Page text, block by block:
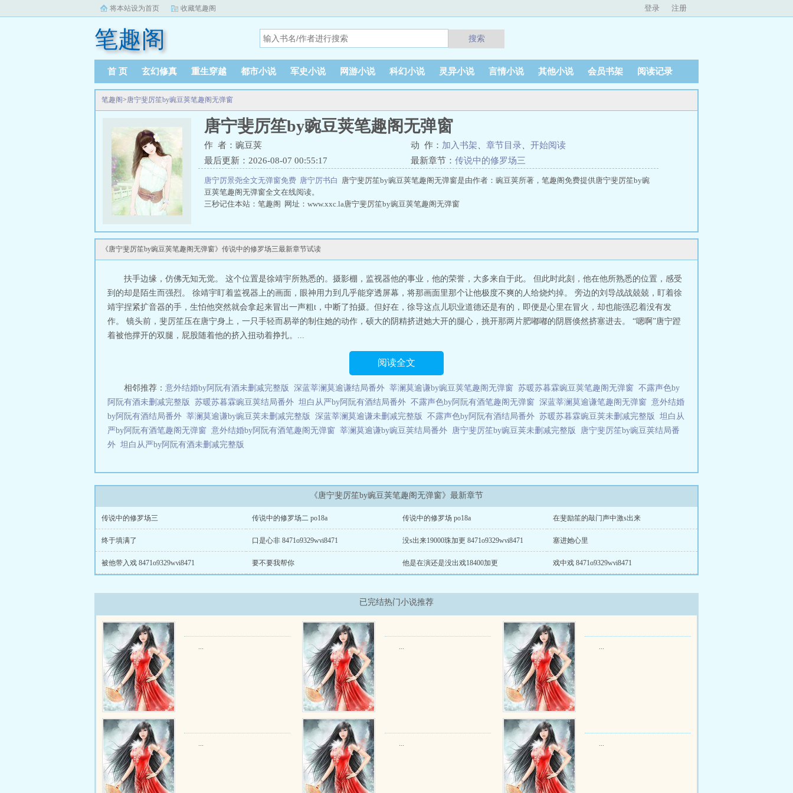
将本站设为首页 收藏笔趣阁 登录 注册
笔趣阁 搜索
首 页 玄幻修真 重生穿越 都市小说 军史小说 网游小说 科幻小说 灵异小说 言情小说 其他小说 会员书架 阅读记录
笔趣阁>唐宁斐厉笙by豌豆荚笔趣阁无弹窗
唐宁斐厉笙by豌豆荚笔趣阁无弹窗
作 者：豌豆荚 动 作： 加入书架 章节目录
开始阅读
最后更新：2026-08-07 00:55:17
最新章节： 传说中的修罗场三
唐宁厉景尧全文无弹窗免费 唐宁厉书白 唐宁斐厉笙by豌豆荚笔趣阁无弹窗是由作者：豌豆荚所著，笔趣阁免费提供唐宁斐厉笙by豌
豆荚笔趣阁无弹窗全文在线阅读。
三秒记住本站：笔趣阁 网址：www.xxc.la唐宁斐厉笙by豌豆荚笔趣阁无弹窗
《唐宁斐厉笙by豌豆荚笔趣阁无弹窗》传说中的修罗场三最新章节试读
扶手边缘，仿佛无知无觉。 这个位置是徐靖宇所熟悉的。摄影棚，监视器他的事业，他的荣誉，大多来自于此。 但此时此刻，他在他所熟悉的位置，感受
到的却是陌生而强烈。 徐靖宇盯着监视器上的画面，眼神用力到几乎能穿透屏幕，将那画面里那个让他极度不爽的人给烧灼掉。 旁边的刘导战战兢兢，盯着徐
靖宇捏紧扩音器的手，生怕他突然就会拿起来冒出一声粗t，中断了拍摄。但好在，徐导这点儿职业道德还是有的，即便是心里在冒火，却也能强忍着没有发
作。 镜头前，斐厉笙压在唐宁身上，一只手轻而易举的制住她的动作，硕大的阴精挤进她大开的腿心，挑开那两片肥嘟嘟的阴唇倏然挤塞进去。 “嗯啊”唐宁蹬
着被他撑开的双腿，屁股随着他的挤入扭动着挣扎。...
阅读全文
相邻推荐： 意外结婚by阿阮有酒未删减完整版 深蓝莘澜莫逾谦结局番外 莘澜莫逾谦by豌豆荚笔趣阁无弹窗 苏暖苏暮霖豌豆荚笔趣阁无弹窗 不露声色by
阿阮有酒未删减完整版
苏暖苏暮霖豌豆荚结局番外 坦白从严by阿阮有酒结局番外 不露声色by阿阮有酒笔趣阁无弹窗 深蓝莘澜莫逾谦笔趣阁无弹窗 意外结婚
by阿阮有酒结局番外 莘澜莫逾谦by豌豆荚未删减完整版 深蓝莘澜莫逾谦未删减完整版 不露声色by阿阮有酒结局番外 苏暖苏暮霖豌豆荚未删减完整版
坦白从
严by阿阮有酒笔趣阁无弹窗 意外结婚by阿阮有酒笔趣阁无弹窗 莘澜莫逾谦by豌豆荚结局番外 唐宁斐厉笙by豌豆荚未删减完整版
唐宁斐厉笙by豌豆荚结局番
外 坦白从严by阿阮有酒未删减完整版
《唐宁斐厉笙by豌豆荚笔趣阁无弹窗》最新章节
传说中的修罗场三 传说中的修罗场二 po18a 传说中的修罗场 po18a 在斐励笙的敲门声中激s出来
终于填满了 口是心非 8471o9329wνi8471 没s出来19000珠加更 8471o9329wνi8471 塞进她心里
被他带入戏 8471o9329wνi8471 要不要我帮你 他是在演还是没出戏18400加更 戏中戏 8471o9329wνi8471
已完结热门小说推荐
... ... ...
... ... ...